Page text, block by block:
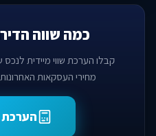
כמה שווה
קבלו הערכת שווי מיידית
מחירי העסקאות האחרונות
הערכת